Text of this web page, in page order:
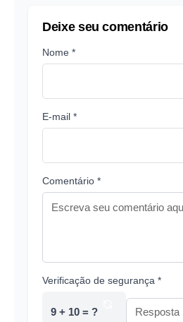
Deixe seu comentário
Nome *
E-mail *
Comentário *
Verificação de segurança *
9 + 10 = ?